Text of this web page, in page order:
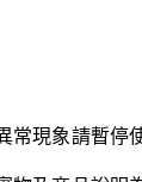
現象請暫停